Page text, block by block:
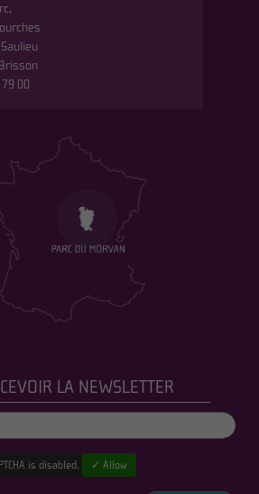
00
LA NEWSLETTER
is disabled. ✓ Allow